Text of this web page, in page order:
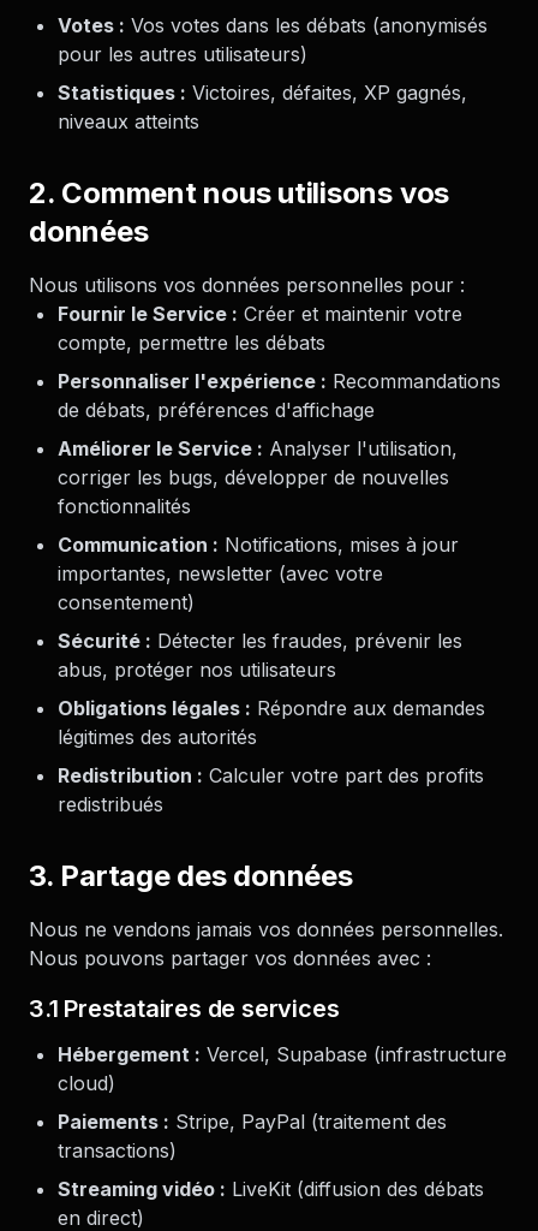
Votes : Vos votes dans les débats (anonymisés
pour les autres utilisateurs)
Statistiques : Victoires, défaites, XP gagnés,
niveaux atteints
2. Comment nous utilisons vos
données
Nous utilisons vos données personnelles pour :
Fournir le Service : Créer et maintenir votre
compte, permettre les débats
Personnaliser l'expérience : Recommandations
de débats, préférences d'affichage
Améliorer le Service : Analyser l'utilisation,
corriger les bugs, développer de nouvelles
fonctionnalités
Communication : Notifications, mises à jour
importantes, newsletter (avec votre
consentement)
Sécurité : Détecter les fraudes, prévenir les
abus, protéger nos utilisateurs
Obligations légales : Répondre aux demandes
légitimes des autorités
Redistribution : Calculer votre part des profits
redistribués
3. Partage des données
Nous ne vendons jamais vos données personnelles.
Nous pouvons partager vos données avec :
3.1 Prestataires de services
Hébergement : Vercel, Supabase (infrastructure
cloud)
Paiements : Stripe, PayPal (traitement des
transactions)
Streaming vidéo : LiveKit (diffusion des débats
en direct)